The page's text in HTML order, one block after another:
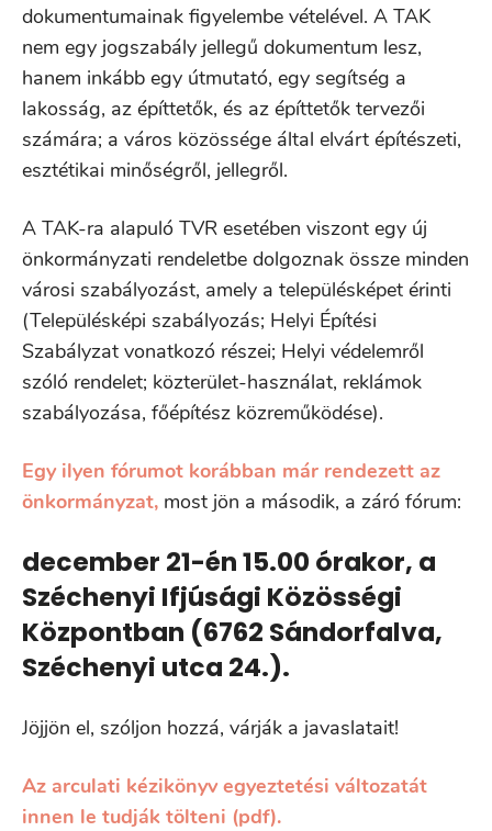
dokumentumainak figyelembe vételével. A TAK
nem egy jogszabály jellegű dokumentum lesz,
hanem inkább egy útmutató, egy segítség a
lakosság, az építtetők, és az építtetők tervezői
számára; a város közössége által elvárt építészeti,
esztétikai minőségről, jellegről.
A TAK-ra alapuló TVR esetében viszont egy új
önkormányzati rendeletbe dolgoznak össze minden
városi szabályozást, amely a településképet érinti
(Településképi szabályozás; Helyi Építési
Szabályzat vonatkozó részei; Helyi védelemről
szóló rendelet; közterület-használat, reklámok
szabályozása, főépítész közreműködése).
Egy ilyen fórumot korábban már rendezett az
önkormányzat, most jön a második, a záró fórum:
december 21-én 15.00 órakor, a
Széchenyi Ifjúsági Közösségi
Központban (6762 Sándorfalva,
Széchenyi utca 24.).
Jöjjön el, szóljon hozzá, várják a javaslatait!
Az arculati kézikönyv egyeztetési változatát
innen le tudják tölteni (pdf).